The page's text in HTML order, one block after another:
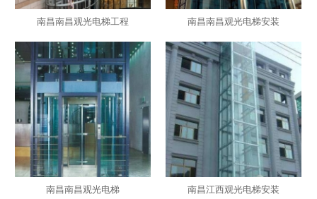
南昌南昌观光电梯工程 南昌南昌观光电梯安装
南昌南昌观光电梯 南昌江西观光电梯安装